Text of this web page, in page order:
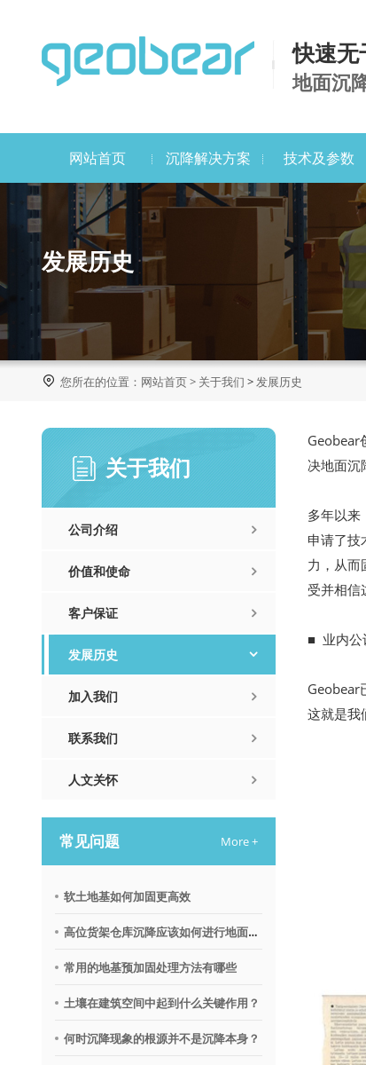
快速无
地面沉
网站首页 沉降解决方案 技术及参数
发展历史
 您所在的位置： 网站首页> 关于我们 >发展历史
关于我们
公司介绍
价值和使命
客户保证
发展历史
加入我们
联系我们
人文关怀
常见问题 More +
软土地基如何加固更高效
高位货架仓库沉降应该如何进行地面调平？
常用的地基预加固处理方法有哪些
土壤在建筑空间中起到什么关键作用？
何时沉降现象的根源并不是沉降本身？
Geobear
决地面沉
多年以来
申请了技
力，从而
受并相信
■ 业内
Geobear
这就是我